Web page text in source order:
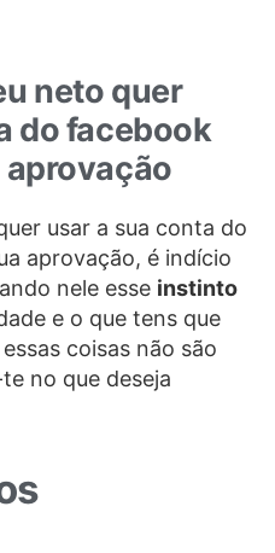
neto quer
do facebook
aprovação
usar a sua conta do
aprovação, é indício
nele esse instinto
e o que tens que
coisas não são
no que deseja